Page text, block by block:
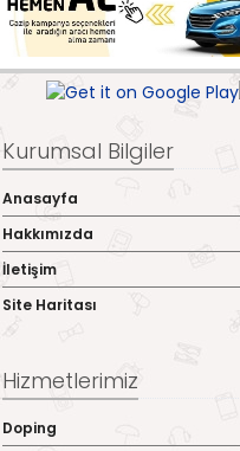
Kurumsal Bilgiler
Anasayfa
Hakkımızda
İletişim
Site Haritası
Hizmetlerimiz
Doping